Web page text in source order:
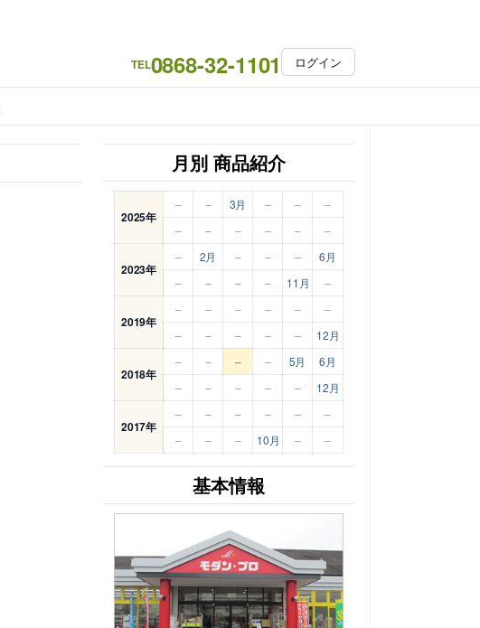
TEL0868-32-1101 ログイン
月別 商品紹介
2025年
– – 3月 – –
–
–
– – – – –
2023年
– 2月 – – –
6月
–
– – – 11月 –
2019年
– – – – –
–
–
– – – – 12月
2018年
– – – – 5月
6月
–
– – – – 12月
2017年
– – – – –
–
–
– – 10月 – –
基本情報